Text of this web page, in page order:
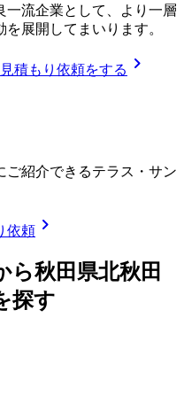
一流企業として、より一層
展開してまいります。
積もり依頼をする chevron_right
ご紹介できるテラス・サン
依頼 chevron_right
ら秋田県北秋田
探す